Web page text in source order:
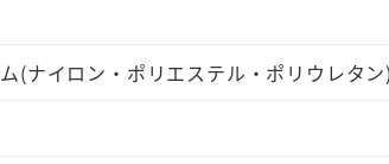
(ナイロン・ポリエステル・ポリウレタ